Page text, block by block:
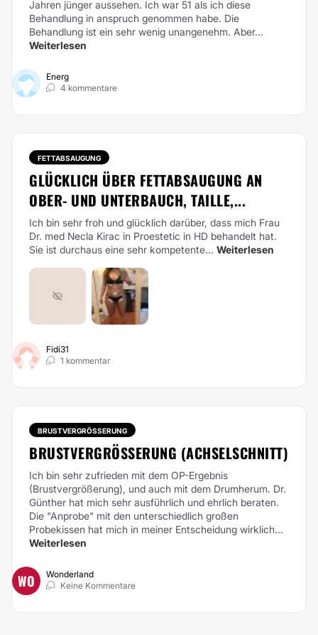
Jahren jünger aussehen. Ich war 51 als ich diese
Behandlung in anspruch genommen habe. Die
Behandlung ist ein sehr wenig unangenehm. Aber...
Weiterlesen
Energ
4 kommentare
FETTABSAUGUNG
GLÜCKLICH ÜBER FETTABSAUGUNG AN
OBER- UND UNTERBAUCH, TAILLE,...
Ich bin sehr froh und glücklich darüber, dass mich Frau
Dr. med Necla Kirac in Proestetic in HD behandelt hat.
Sie ist durchaus eine sehr kompetente... Weiterlesen
Fidi31
1 kommentar
BRUSTVERGRÖSSERUNG
BRUSTVERGRÖSSERUNG (ACHSELSCHNITT)
Ich bin sehr zufrieden mit dem OP-Ergebnis
(Brustvergrößerung), und auch mit dem Drumherum. Dr.
Günther hat mich sehr ausführlich und ehrlich beraten.
Die "Anprobe" mit den unterschiedlich großen
Probekissen hat mich in meiner Entscheidung wirklich...
Weiterlesen
WO
Wonderland
Keine Kommentare